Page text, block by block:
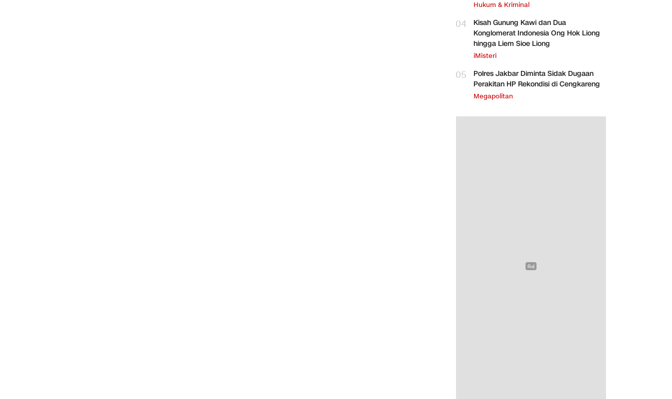
Hukum & Kriminal
04
Kisah Gunung Kawi dan Dua
Konglomerat Indonesia Ong Hok Liong
hingga Liem Sioe Liong
iMisteri
05
Polres Jakbar Diminta Sidak Dugaan
Perakitan HP Rekondisi di Cengkareng
Megapolitan